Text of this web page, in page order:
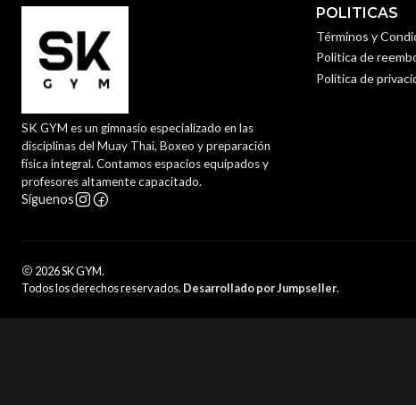
SK GYM es un gimnasio especializado en las
disciplinas del Muay Thai, Boxeo y preparación
física integral. Contamos espacios equipados y
profesores altamente capacitado.
Síguenos
POLITICAS
Términos y
Politica de
Política de
2026 SK GYM.
Todos los derechos reservados. Desarrollado por Jumpseller.